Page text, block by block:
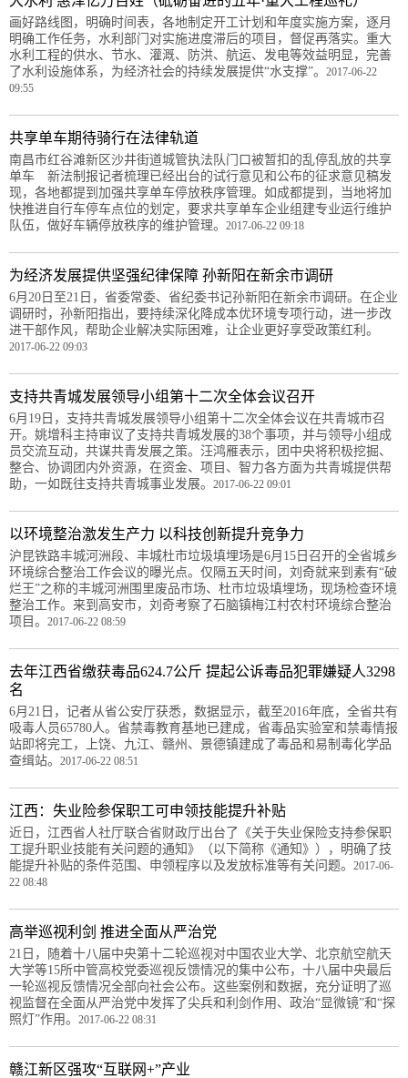
画好路线图，明确时间表，各地制定开工计划和年度实施方案，逐月
明确工作任务，水利部门对实施进度滞后的项目，督促再落实。重大
水利工程的供水、节水、灌溉、防洪、航运、发电等效益明显，完善
了水利设施体系，为经济社会的持续发展提供“水支撑”。 2017-06-22
09:55
共享单车期待骑行在法律轨道
南昌市红谷滩新区沙井街道城管执法队门口被暂扣的乱停乱放的共享
单车 新法制报记者梳理已经出台的试行意见和公布的征求意见稿发
现，各地都提到加强共享单车停放秩序管理。如成都提到，当地将加
快推进自行车停车点位的划定，要求共享单车企业组建专业运行维护
队伍，做好车辆停放秩序的维护管理。 2017-06-22 09:18
为经济发展提供坚强纪律保障 孙新阳在新余市调研
6月20日至21日，省委常委、省纪委书记孙新阳在新余市调研。在企业
调研时，孙新阳指出，要持续深化降成本优环境专项行动，进一步改
进干部作风，帮助企业解决实际困难，让企业更好享受政策红利。
2017-06-22 09:03
支持共青城发展领导小组第十二次全体会议召开
6月19日，支持共青城发展领导小组第十二次全体会议在共青城市召
开。姚增科主持审议了支持共青城发展的38个事项，并与领导小组成
员交流互动，共谋共青发展之策。汪鸿雁表示，团中央将积极挖掘、
整合、协调团内外资源，在资金、项目、智力各方面为共青城提供帮
助，一如既往支持共青城事业发展。 2017-06-22 09:01
以环境整治激发生产力 以科技创新提升竞争力
沪昆铁路丰城河洲段、丰城杜市垃圾填埋场是6月15日召开的全省城乡
环境综合整治工作会议的曝光点。仅隔五天时间，刘奇就来到素有“破
烂王”之称的丰城河洲围里废品市场、杜市垃圾填埋场，现场检查环境
整治工作。来到高安市，刘奇考察了石脑镇梅江村农村环境综合整治
项目。 2017-06-22 08:59
去年江西省缴获毒品624.7公斤 提起公诉毒品犯罪嫌疑人3298
名
6月21日，记者从省公安厅获悉，数据显示，截至2016年底，全省共有
吸毒人员65780人。省禁毒教育基地已建成，省毒品实验室和禁毒情报
站即将完工，上饶、九江、赣州、景德镇建成了毒品和易制毒化学品
查缉站。 2017-06-22 08:51
江西：失业险参保职工可申领技能提升补贴
近日，江西省人社厅联合省财政厅出台了《关于失业保险支持参保职
工提升职业技能有关问题的通知》（以下简称《通知》），明确了技
能提升补贴的条件范围、申领程序以及发放标准等有关问题。 2017-06-
22 08:48
高举巡视利剑 推进全面从严治党
21日，随着十八届中央第十二轮巡视对中国农业大学、北京航空航天
大学等15所中管高校党委巡视反馈情况的集中公布，十八届中央最后
一轮巡视反馈情况全部向社会公布。这些案例和数据，充分证明了巡
视监督在全面从严治党中发挥了尖兵和利剑作用、政治“显微镜”和“探
照灯”作用。 2017-06-22 08:31
赣江新区强攻“互联网+”产业